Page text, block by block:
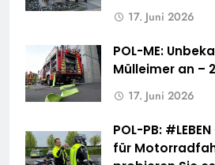
17. Juni 2026
POL-ME:
Mülleimer an –
17. Juni 2026
POL-PB:
für